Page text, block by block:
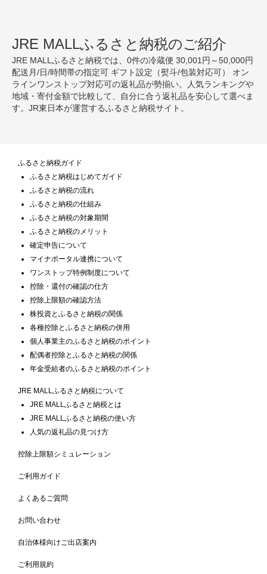
JRE MALLふるさと納税のご紹介
JRE MALLふるさと納税では、0件の冷蔵便 30,001円～50,000円
配送月/日/時間帯の指定可 ギフト設定（熨斗/包装対応可） オン
ラインワンストップ対応可の返礼品が勢揃い。人気ランキングや
地域・寄付金額で比較して、自分に合う返礼品を安心して選べま
す。JR東日本が運営するふるさと納税サイト。
ふるさと納税ガイド
ふるさと納税はじめてガイド
ふるさと納税の流れ
ふるさと納税の仕組み
ふるさと納税の対象期間
ふるさと納税のメリット
確定申告について
マイナポータル連携について
ワンストップ特例制度について
控除・還付の確認の仕方
控除上限額の確認方法
株投資とふるさと納税の関係
各種控除とふるさと納税の併用
個人事業主のふるさと納税のポイント
配偶者控除とふるさと納税の関係
年金受給者のふるさと納税のポイント
JRE MALLふるさと納税について
JRE MALLふるさと納税とは
JRE MALLふるさと納税の使い方
人気の返礼品の見つけ方
控除上限額シミュレーション
ご利用ガイド
よくあるご質問
お問い合わせ
自治体様向けご出店案内
ご利用規約